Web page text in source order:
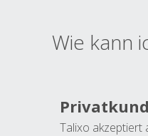
Wie kann
Talixo akzeptiert